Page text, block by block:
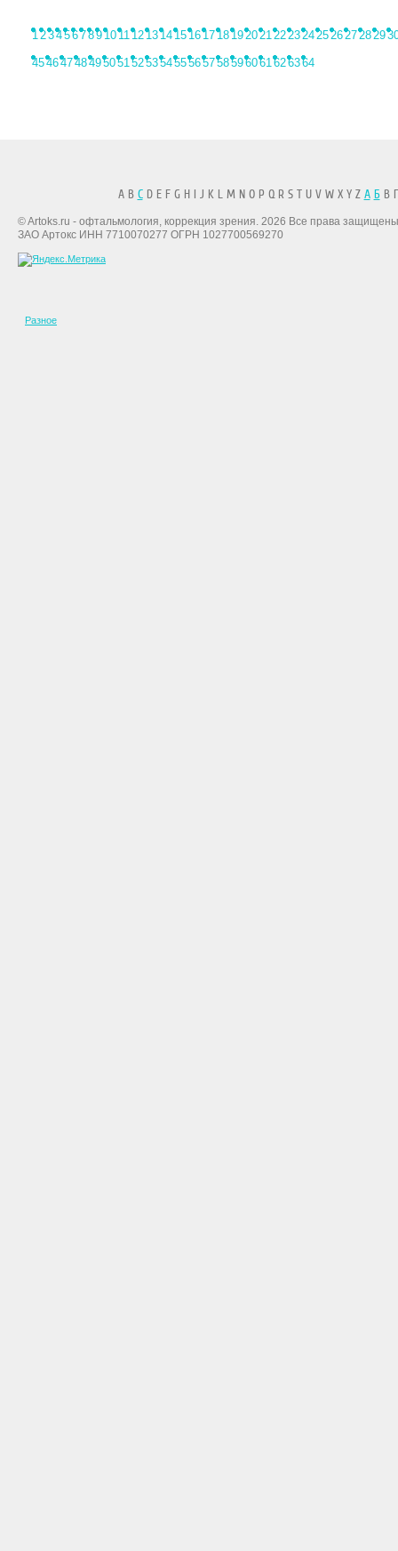
1234567891011121314151617181920212223242526272829
4546474849505152535455565758596061626364
A B CD E F G H I J K L M N O P Q R S T U V W X Y Z А БВ
© Artoks.ru - офтальмология, коррекция зрения. 2026 Все права
ЗАО Артокс ИНН 7710070277 ОГРН 1027700569270
Разное